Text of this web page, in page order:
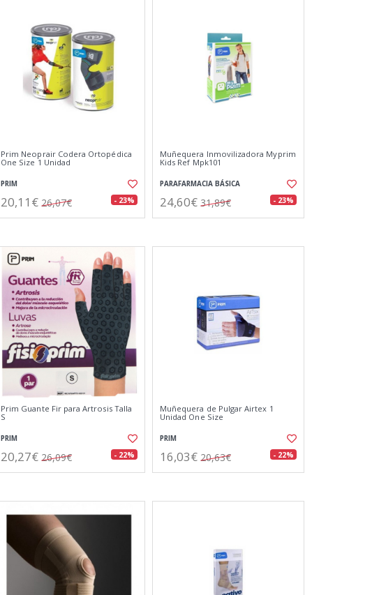
Prim Neoprair Codera Ortopédica
One Size 1 Unidad
PRIM
20,11€ 26,07€ - 23%
Muñequera Inmovilizadora Myprim
Kids Ref Mpk101
PARAFARMACIA BÁSICA
24,60€ 31,89€ - 23%
Prim Guante Fir para Artrosis Talla
S
PRIM
20,27€ 26,09€ - 22%
Muñequera de Pulgar Airtex 1
Unidad One Size
PRIM
16,03€ 20,63€ - 22%